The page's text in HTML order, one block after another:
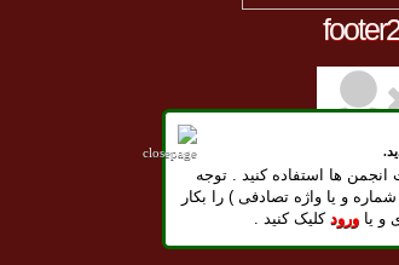
انجمن ها استفاده کنید . توجه
و یا واژه تصادفی ) را بکار
و یا ورودکلیک کنید .
15 امرداد -1405
Thursday, August
بخير